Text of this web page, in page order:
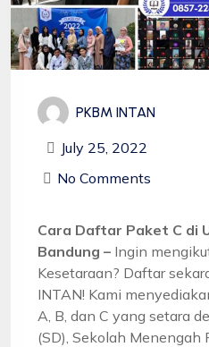
PKBM INTAN
July 25, 2022
No Comments
Cara Daftar Paket C di
Bandung – Ingin
Kesetaraan? Daftar
INTAN! Kami
A, B, dan C yang setara
(SD), Sekolah Menengah